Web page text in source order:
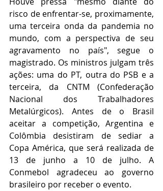
risco de enfrentar-se, proximamente,
uma terceira onda da pandemia no
mundo, com a perspectiva de seu
agravamento no país", segue o
magistrado. Os ministros julgam três
ações: uma do PT, outra do PSB e a
terceira, da CNTM (Confederação
Nacional dos Trabalhadores
Metalúrgicos). Antes de o Brasil
aceitar a competição, Argentina e
Colômbia desistiram de sediar a
Copa América, que será realizada de
13 de junho a 10 de julho. A
Conmebol agradeceu ao governo
brasileiro por receber o evento.